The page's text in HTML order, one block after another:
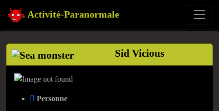
Activité-Paranormale
Sid Vicious
Personne